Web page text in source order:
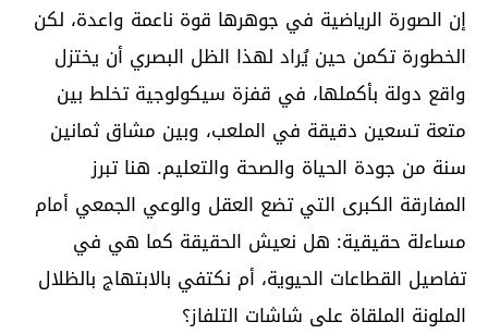
إن الصورة الرياضية في جوهرها قوة ناعمة واعدة، لكن
الخطورة تكمن حين يُراد لهذا الظل البصري أن يختزل
واقع دولة بأكملها، في قفزة سيكولوجية تخلط بين
متعة تسعين دقيقة في الملعب، وبين مشاق ثمانين
سنة من جودة الحياة والصحة والتعليم. هنا تبرز
المفارقة الكبرى التي تضع العقل والوعي الجمعي أمام
مساءلة حقيقية: هل نعيش الحقيقة كما هي في
تفاصيل القطاعات الحيوية، أم نكتفي بالابتهاج بالظلال
الملونة الملقاة على شاشات التلفاز؟